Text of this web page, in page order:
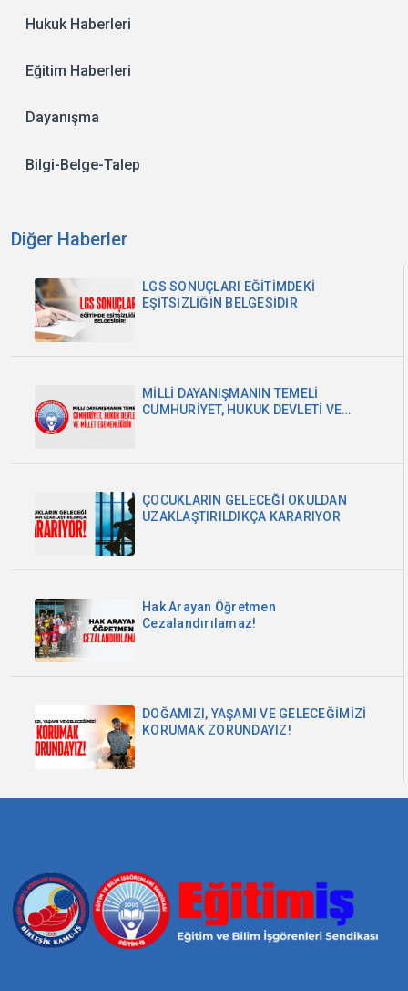
Hukuk Haberleri
Eğitim Haberleri
Dayanışma
Bilgi-Belge-Talep
Diğer Haberler
LGS SONUÇLARI EĞİTİMDEKİ
EŞİTSİZLİĞİN BELGESİDİR
MİLLİ DAYANIŞMANIN TEMELİ
CUMHURİYET, HUKUK DEVLETİ VE
ÇOCUKLARIN GELECEĞİ OKULDAN
UZAKLAŞTIRILDIKÇA KARARIYOR
Hak Arayan Öğretmen
Cezalandırılamaz!
DOĞAMIZI, YAŞAMI VE GELECEĞİMİZİ
KORUMAK ZORUNDAYIZ!